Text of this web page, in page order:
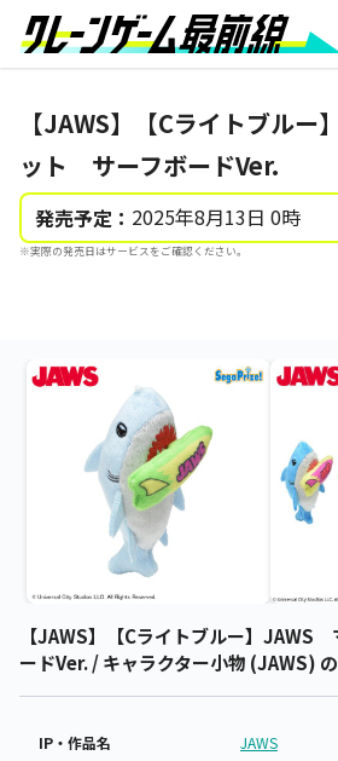
【JAWS】【Cライトブル
ット サーフボードVer.
発売予定： 2025年8月13日 0時
※実際の発売日はサービスをご確認ください。
【JAWS】【Cライトブルー】
ードVer. / キャラクター小物 (JAWS)
IP・作品名 JAWS